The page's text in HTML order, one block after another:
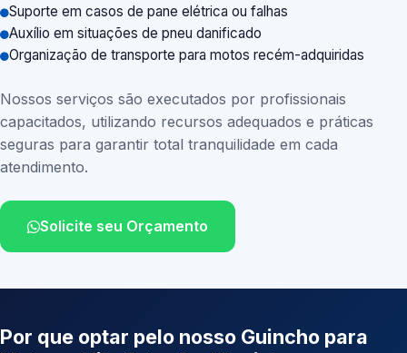
Suporte em casos de pane elétrica ou falhas
Auxílio em situações de pneu danificado
Organização de transporte para motos recém-adquiridas
Nossos serviços são executados por profissionais
capacitados, utilizando recursos adequados e práticas
seguras para garantir total tranquilidade em cada
atendimento.
Solicite seu Orçamento
Por que optar pelo nosso Guincho para